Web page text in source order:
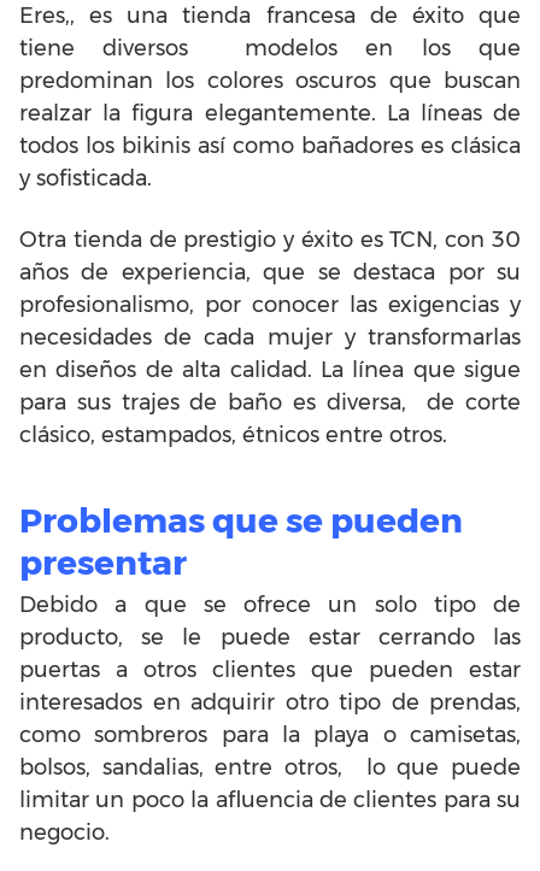
Eres,, es una tienda francesa de éxito que
tiene diversos modelos en los que
predominan los colores oscuros que buscan
realzar la figura elegantemente. La líneas de
todos los bikinis así como bañadores es clásica
y sofisticada.
Otra tienda de prestigio y éxito es TCN, con 30
años de experiencia, que se destaca por su
profesionalismo, por conocer las exigencias y
necesidades de cada mujer y transformarlas
en diseños de alta calidad. La línea que sigue
para sus trajes de baño es diversa, de corte
clásico, estampados, étnicos entre otros.
Problemas que se pueden
presentar
Debido a que se ofrece un solo tipo de
producto, se le puede estar cerrando las
puertas a otros clientes que pueden estar
interesados en adquirir otro tipo de prendas,
como sombreros para la playa o camisetas,
bolsos, sandalias, entre otros, lo que puede
limitar un poco la afluencia de clientes para su
negocio.